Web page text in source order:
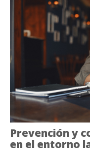
Prevención y
en el entorno